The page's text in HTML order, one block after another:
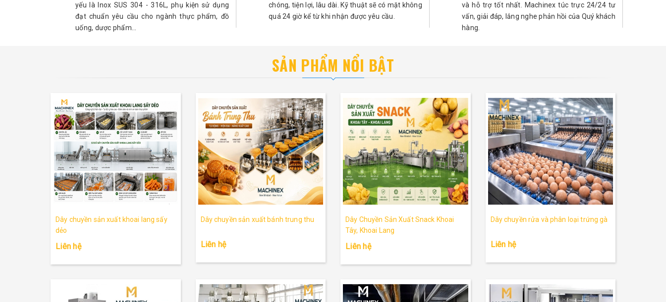
yếu là Inox SUS 304 - 316L, phụ kiện sử dụng
đạt chuẩn yêu cầu cho ngành thực phẩm, đồ
uống, dược phẩm...
chóng, tiện lợi, lâu dài. Kỹ thuật sẽ có mặt không
quá 24 giờ kể từ khi nhận được yêu cầu.
và hỗ trợ tốt nhất. Machinex túc trực 24/24 tư
vấn, giải đáp, lắng nghe phản hồi của Quý khách
hàng.
SẢN PHẨM NỔI BẬT
Dây chuyền sản xuất khoai lang sấy
dẻo
Liên hệ
Dây chuyền sản xuất bánh trung thu
Liên hệ
Dây Chuyền Sản Xuất Snack Khoai
Tây, Khoai Lang
Liên hệ
Dây chuyền rửa và phân loại trứng gà
Liên hệ